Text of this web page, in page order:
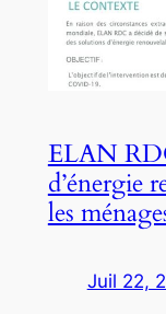
ELAN
d’énergie
les
Juil 22,